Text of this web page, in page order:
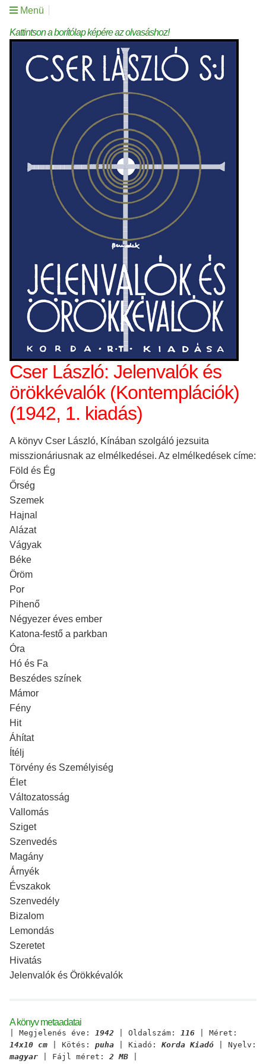
Menü
Kattintson a borítólap képére az olvasáshoz!
Cser László: Jelenvalók és
örökkévalók (Kontemplációk)
(1942, 1. kiadás)
A könyv Cser László, Kínában szolgáló jezsuita
misszionáriusnak az elmélkedései. Az elmélkedések címe:
Föld és Ég
Őrség
Szemek
Hajnal
Alázat
Vágyak
Béke
Öröm
Por
Pihenő
Négyezer éves ember
Katona-festő a parkban
Óra
Hó és Fa
Beszédes színek
Mámor
Fény
Hit
Áhítat
Ítélj
Törvény és Személyiség
Élet
Változatosság
Vallomás
Sziget
Szenvedés
Magány
Árnyék
Évszakok
Szenvedély
Bizalom
Lemondás
Szeretet
Hivatás
Jelenvalók és Örökkévalók
A könyv metaadatai
| Megjelenés éve: 1942 | Oldalszám: 116 | Méret:
14x10 cm | Kötés: puha | Kiadó: Korda Kiadó | Nyelv:
magyar | Fájl méret: 2 MB